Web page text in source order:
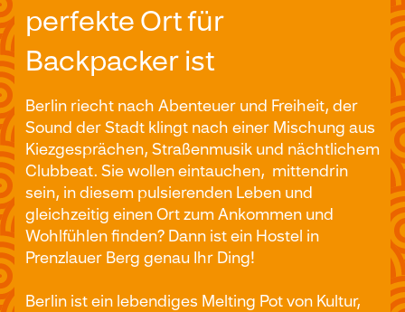
perfekte Ort für
Backpacker ist
Berlin riecht nach Abenteuer und Freiheit, der
Sound der Stadt klingt nach einer Mischung aus
Kiezgesprächen, Straßenmusik und nächtlichem
Clubbeat. Sie wollen eintauchen, mittendrin
sein, in diesem pulsierenden Leben und
gleichzeitig einen Ort zum Ankommen und
Wohlfühlen finden? Dann ist ein Hostel in
Prenzlauer Berg genau Ihr Ding!
Berlin ist ein lebendiges Melting Pot von Kultur,